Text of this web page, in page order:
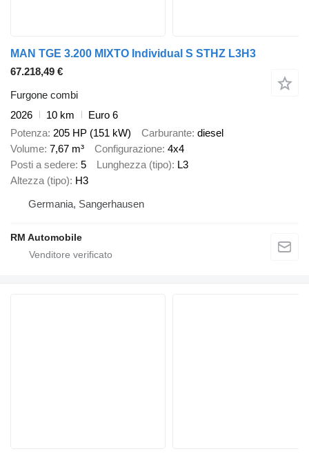
MAN TGE 3.200 MIXTO Individual S STHZ L3H3
67.218,49 €
Furgone combi
2026
10 km
Euro 6
Potenza 205 HP (151 kW) Carburante diesel
Volume 7,67 m³ Configurazione 4x4
Posti a sedere 5 Lunghezza (tipo) L3
Altezza (tipo) H3
Germania, Sangerhausen
RM Automobile